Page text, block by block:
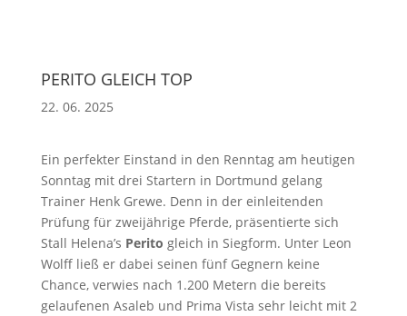
PERITO GLEICH TOP
22. 06. 2025
Ein perfekter Einstand in den Renntag am heutigen
Sonntag mit drei Startern in Dortmund gelang
Trainer Henk Grewe. Denn in der einleitenden
Prüfung für zweijährige Pferde, präsentierte sich
Stall Helena’s Perito gleich in Siegform. Unter Leon
Wolff ließ er dabei seinen fünf Gegnern keine
Chance, verwies nach 1.200 Metern die bereits
gelaufenen Asaleb und Prima Vista sehr leicht mit 2